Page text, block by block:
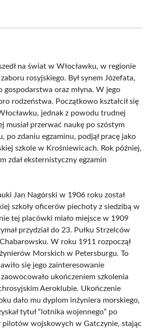
na świat w Włocławku, w regionie
rosyjskiego. Był synem Józefata,
gospodarstwa oraz młyna. W jego
rodzeństwa. Początkowo kształcił się
jednak z powodu trudnej
musiał przerwać naukę po szóstym
po zdaniu egzaminu, podjął pracę jako
szkole w Krośniewicach. Rok później,
zdał eksternistyczny egzamin
Jan Nagórski w 1906 roku został
szkoły oficerów piechoty z siedzibą w
tej placówki miało miejsce w 1909
przydział do 23. Pułku Strzelców
W roku 1911 rozpoczął
Morskich w Petersburgu. To
się jego zainteresowanie
ukończeniem szkolenia
Aeroklubie. Ukończenie
dało mu dyplom inżyniera morskiego,
tytuł “lotnika wojennego” po
pilotów wojskowych w Gatczynie, stając